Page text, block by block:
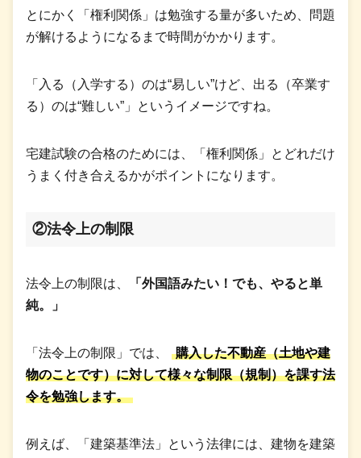
とにかく「権利関係」は勉強する量が多いため、問題
が解けるようになるまで時間がかかります。
「入る（入学する）のは“易しい”けど、出る（卒業す
る）のは“難しい”」というイメージですね。
宅建試験の合格のためには、「権利関係」とどれだけ
うまく付き合えるかがポイントになります。
②法令上の制限
法令上の制限は、
「外国語みたい！でも、やると単
純。」
「法令上の制限」では、
購入した不動産（土地や建
物のことです）に対して様々な制限（規制）を課す法
令を勉強します。
例えば、「建築基準法」という法律には、建物を建築